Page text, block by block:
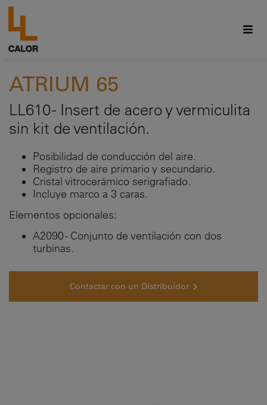
ATRIUM 65
LL610 - Insert de acero y vermiculita
sin kit de ventilación.
Posibilidad de conducción del aire.
Registro de aire primario y secundario.
Cristal vitrocerámico serigrafiado.
Incluye marco a 3 caras.
Elementos opcionales:
A2090 - Conjunto de ventilación con dos
turbinas.
Contactar con un Distribuidor